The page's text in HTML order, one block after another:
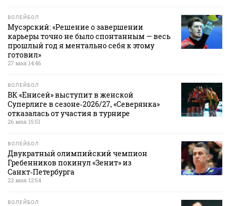
ВОЛЕЙБОЛ
Мусэрский: «Решение о завершении
карьеры точно не было спонтанным — весь
прошлый год я ментально себя к этому
готовил»
27 мая 14:46
ВОЛЕЙБОЛ
ВК «Енисей» выступит в женской
Суперлиге в сезоне‑2026/27, «Северянка»
отказалась от участия в турнире
26 мая 15:51
ВОЛЕЙБОЛ
Двукратный олимпийский чемпион
Гребенников покинул «Зенит» из
Санкт‑Петербурга
22 мая 12:54
ВОЛЕЙБОЛ